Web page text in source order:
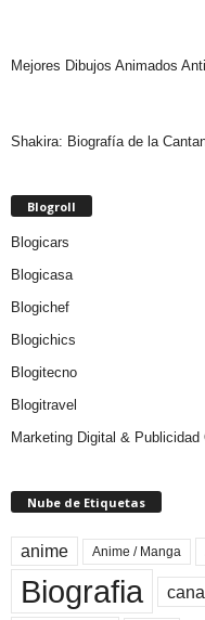
Mejores Dibujos Animados
Shakira: Biografía de la
Blogroll
Blogicars
Blogicasa
Blogichef
Blogichics
Blogitecno
Blogitravel
Marketing Digital & Publicidad
Nube de Etiquetas
anime Anime / Manga
Biografia